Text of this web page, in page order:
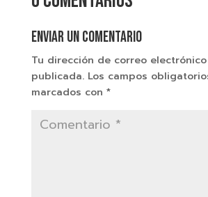
Enviar un comentario
Tu dirección de correo
publicada. Los campos
marcados con *